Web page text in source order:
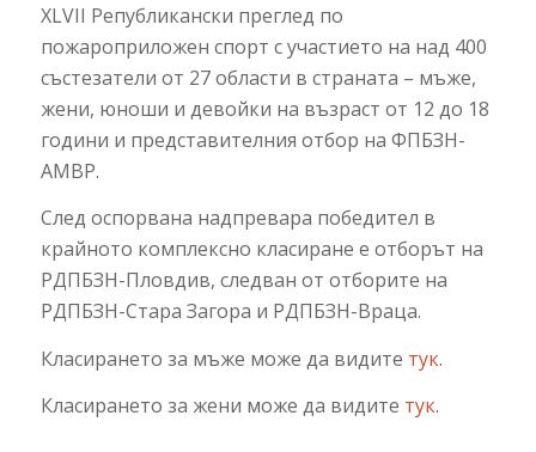
XLVII Републикански преглед по
пожароприложен спорт с участието на над 400
състезатели от 27 области в страната – мъже,
жени, юноши и девойки на възраст от 12 до 18
години и представителния отбор на ФПБЗН-
АМВР.
След оспорвана надпревара победител в
крайното комплексно класиране е отборът на
РДПБЗН-Пловдив, следван от отборите на
РДПБЗН-Стара Загора и РДПБЗН-Враца.
Класирането за мъже може да видите тук.
Класирането за жени може да видите тук.